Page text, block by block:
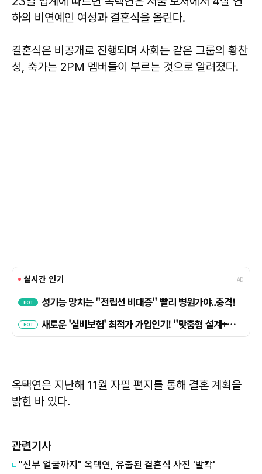
하의 비연예인 여성과 결혼식을 올린다.
결혼식은 비공개로 진행되며 사회는 같은 그룹의 황찬
성, 축가는 2PM 멤버들이 부르는 것으로 알려졌다.
옥택연은 지난해 11월 자필 편지를 통해 결혼 계획을
밝힌 바 있다.
관련기사
"신부 얼굴까지" 옥택연, 유출된 결혼식 사진 '발칵'